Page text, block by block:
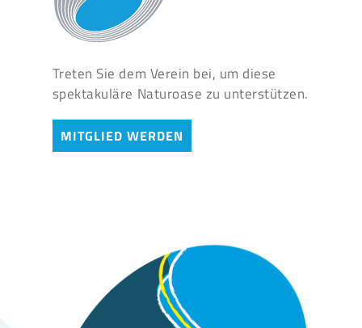
Treten Sie dem Verein bei, um diese
spektakuläre Naturoase zu unterstützen.
MITGLIED WERDEN